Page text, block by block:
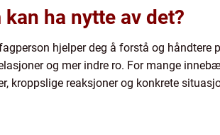
ha nytte av det?
hjelper deg å forstå og håndtere
og mer indre ro. For mange
kroppslige reaksjoner og konkrete